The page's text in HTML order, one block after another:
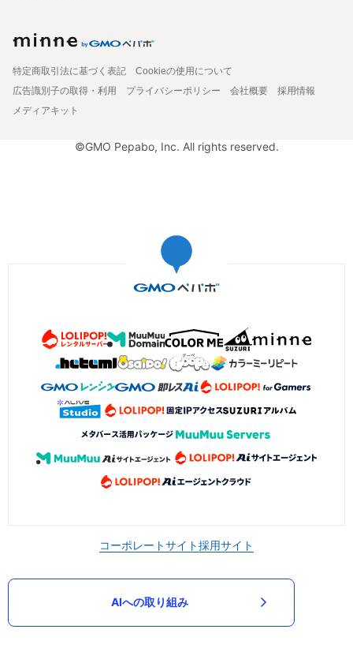
特定商取引法に基づく表記
Cookieの使用について
広告識別子の取得・利用
プライバシーポリシー 会社概要
採用情報
メディアキット
©GMO Pepabo, Inc. All rights reserved.
コーポレートサイト採用サイト
AIへの取り組み